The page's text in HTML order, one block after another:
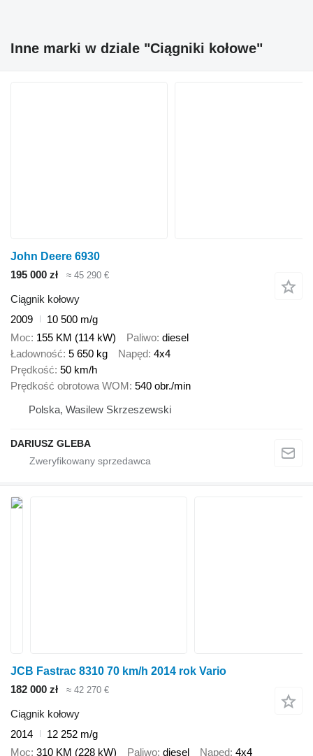
Inne marki w dziale "Ciągniki kołowe"
John Deere 6930
195 000 zł
≈ 45 290 €
Ciągnik kołowy
2009
10 500 m/g
Moc 155 KM (114 kW) Paliwo diesel
Ładowność 5 650 kg Napęd 4x4
Prędkość 50 km/h
Prędkość obrotowa WOM 540 obr./min
Polska, Wasilew Skrzeszewski
DARIUSZ GLEBA
JCB Fastrac 8310 70 km/h 2014 rok Vario
182 000 zł
≈ 42 270 €
Ciągnik kołowy
2014
12 252 m/g
Moc 310 KM (228 kW) Paliwo diesel Napęd 4x4